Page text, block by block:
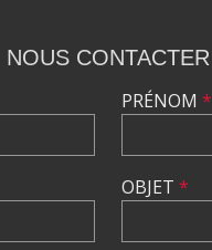
NOUS CONTACTER
PRÉNOM *
OBJET *